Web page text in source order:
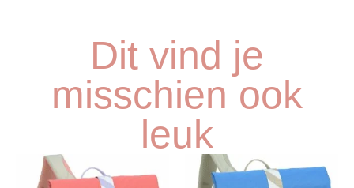
Dit vind je
misschien ook
leuk